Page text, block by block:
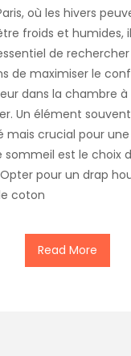
où les hivers
froids et humides,
de rechercher
de maximiser le
dans la chambre à
Un élément souvent
mais crucial pour
sommeil est le choix
pour un drap
coton
Read More